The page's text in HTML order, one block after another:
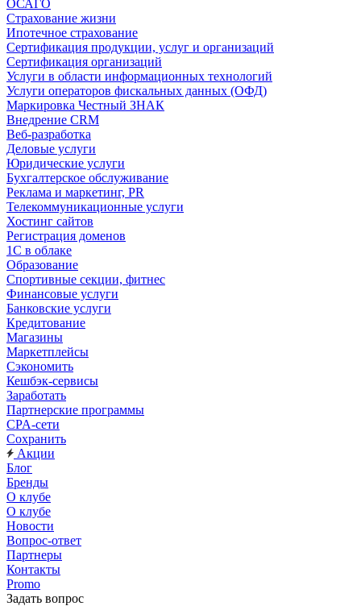
ОСАГО
Страхование жизни
Ипотечное страхование
Сертификация продукции, услуг и организаций
Сертификация организаций
Услуги в области информационных технологий
Услуги операторов фискальных данных (ОФД)
Маркировка Честный ЗНАК
Внедрение CRM
Веб-разработка
Деловые услуги
Юридические услуги
Бухгалтерское обслуживание
Реклама и маркетинг, PR
Телекоммуникационные услуги
Хостинг сайтов
Регистрация доменов
1С в облаке
Образование
Спортивные секции, фитнес
Финансовые услуги
Банковские услуги
Кредитование
Магазины
Маркетплейсы
Сэкономить
Кешбэк-сервисы
Заработать
Партнерские программы
CPA-сети
Сохранить
Акции
Блог
Бренды
О клубе
О клубе
Новости
Вопрос-ответ
Партнеры
Контакты
Promo
Задать вопрос